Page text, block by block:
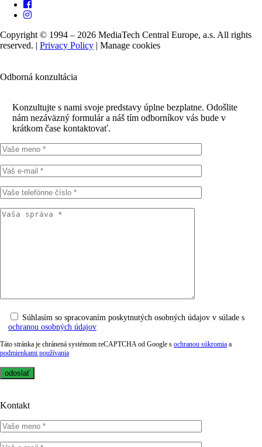
Copyright © 1994 – 2026 MediaTech Central Europe, a.s. All rights
reserved. | Privacy Policy | Manage cookies
Odborná konzultácia
Konzultujte s nami svoje predstavy úplne bezplatne. Odošlite
nám nezáväzný formulár a náš tím odborníkov vás bude v
krátkom čase kontaktovať.
Súhlasím so spracovaním poskytnutých osobných údajov v súlade s
ochranou osobných údajov
Táto stránka je chránená systémom reCAPTCHA od Google s ochranou súkromia a
podmienkami používania
Kontakt